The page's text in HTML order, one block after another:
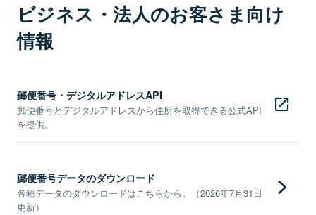
ビジネス・法人のお客さま向け
情報
郵便番号・デジタルアドレスAPI
郵便番号とデジタルアドレスから住所を取得できる公式API
を提供。
郵便番号データのダウンロード
各種データのダウンロードはこちらから。（2026年7月31日
更新）